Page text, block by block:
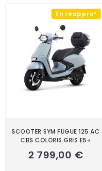
En réappro*
SCOOTER SYM FUGUE 125 AC
CBS COLORIS GRIS E5+
2 799,00 €